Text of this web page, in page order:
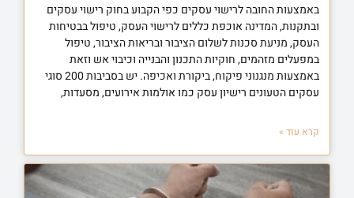
באמצעות החובה לרישוי עסקים כפי הקבוע בחוק רישוי עסקים
ובתקנות, המדינה אוכפת כללים לרישוי העסק, טיפול בבטיחות
העסק, מניעת סכנות לשלום הציבור ובריאות הציבור, טיפול
במפעלים מזהמים, חוקיות התכנון והבנייה וכיבוי אש וזאת
באמצעות מנגנוני פיקוח, ביקורת ואכיפה. יש בסביבות 200 סוגי
עסקים הטעונים רישיון עסק כמו אולמות אירועים, מסעדות,
קרא עוד »